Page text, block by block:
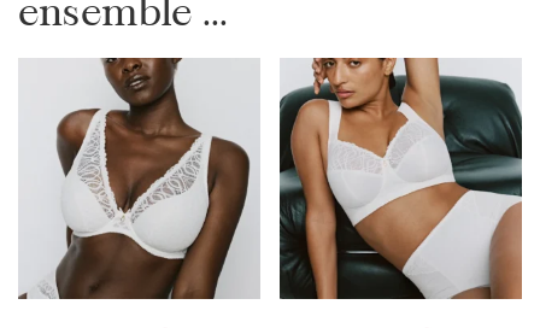
ensemble ...